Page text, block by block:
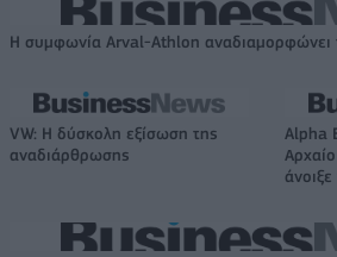
Η συμφωνία Arval-Athlon αναδιαμορφώνει
VW: Η δύσκολη εξίσωση της
αναδιάρθρωσης
Alpha